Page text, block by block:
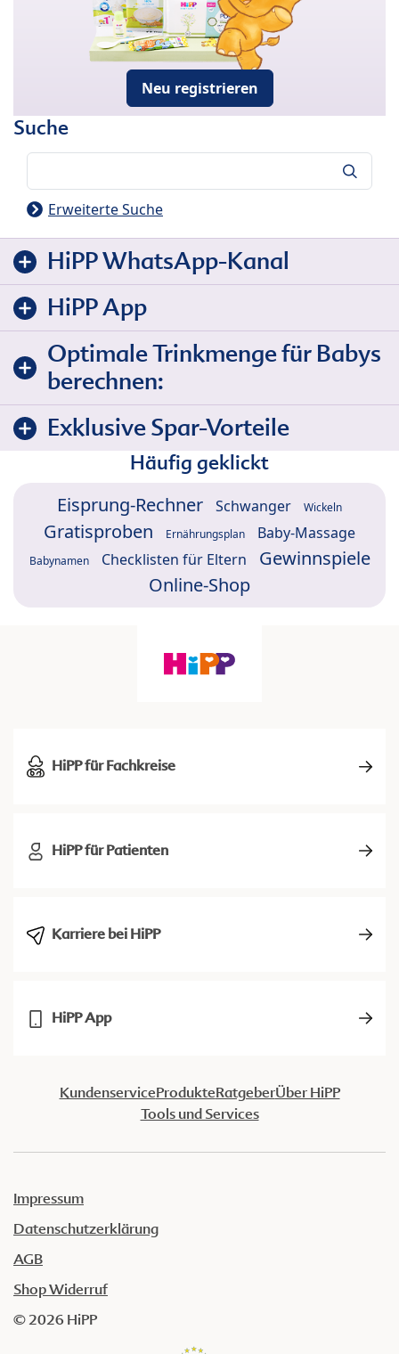
Neu registrieren
Suche
Erweiterte Suche
HiPP WhatsApp-Kanal
HiPP App
Optimale Trinkmenge für Babys
berechnen:
Exklusive Spar-Vorteile
Häufig geklickt
Eisprung-Rechner Schwanger Wickeln
Gratisproben Ernährungsplan Baby-Massage
Babynamen Checklisten für Eltern
Gewinnspiele
Online-Shop
HiPP für Fachkreise
HiPP für Patienten
Karriere bei HiPP
HiPP App
KundenserviceProdukteRatgeberÜber HiPP
Tools und Services
Impressum
Datenschutzerklärung
AGB
Shop Widerruf
© 2026 HiPP